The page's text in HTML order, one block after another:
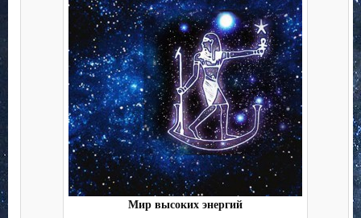
Мир высоких энергий